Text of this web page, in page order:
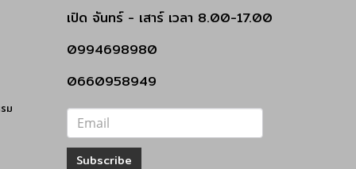
ม
เปิด จันทร์ - เสาร์ เวลา 8.00-17.00
0994698980
0660958949
Subscribe